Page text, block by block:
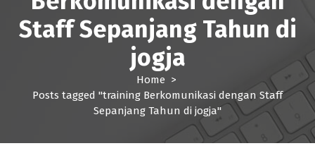
Staff Sepanjang Tahun di
jogja
Home >
Posts tagged "training Berkomunikasi dengan Staff
Sepanjang Tahun di jogja"